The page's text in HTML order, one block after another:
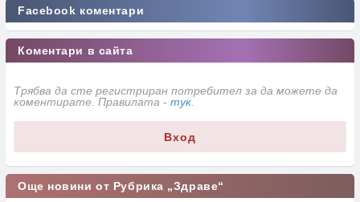
Facebook коментари
Коментари в сайта
Трябва да сте регистриран потребител за да можете да
коментирате. Правилата - тук
Вход
Още новини от Рубрика „Здраве“